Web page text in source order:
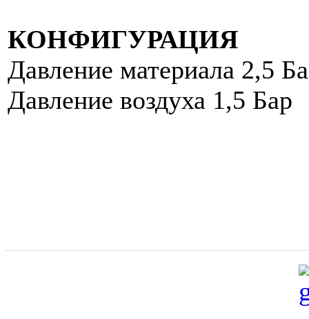
КОНФИГУРАЦИЯ
Давление материала 2,5
Давление воздуха 1,5 Бар